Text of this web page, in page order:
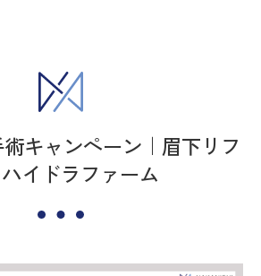
キャンペーン｜眉下リフ
ハイドラファーム